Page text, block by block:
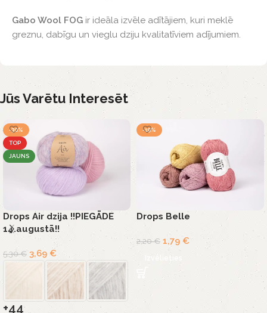
Gabo Wool FOG ir ideāla izvēle adītājiem, kuri meklē
greznu, dabīgu un vieglu dziju kvalitatīviem adījumiem.
Jūs Varētu Interesēt
-30%
TOP
JAUNS
Drops Air dzija !!PIEGĀDE
14.augustā!!
5,30€ 3,69 €
+44
-19%
Drops Belle
2,20€ 1,79 €
Izvēlieties